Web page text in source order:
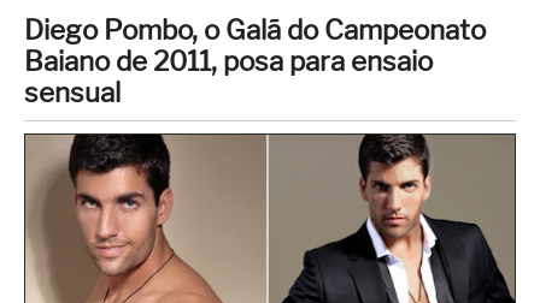
Início
Notícias
Sarados
Brasil
Entrevistas
Antes
Diego Pombo, o Galã do Campeonato
Baiano de 2011, posa para ensaio
sensual